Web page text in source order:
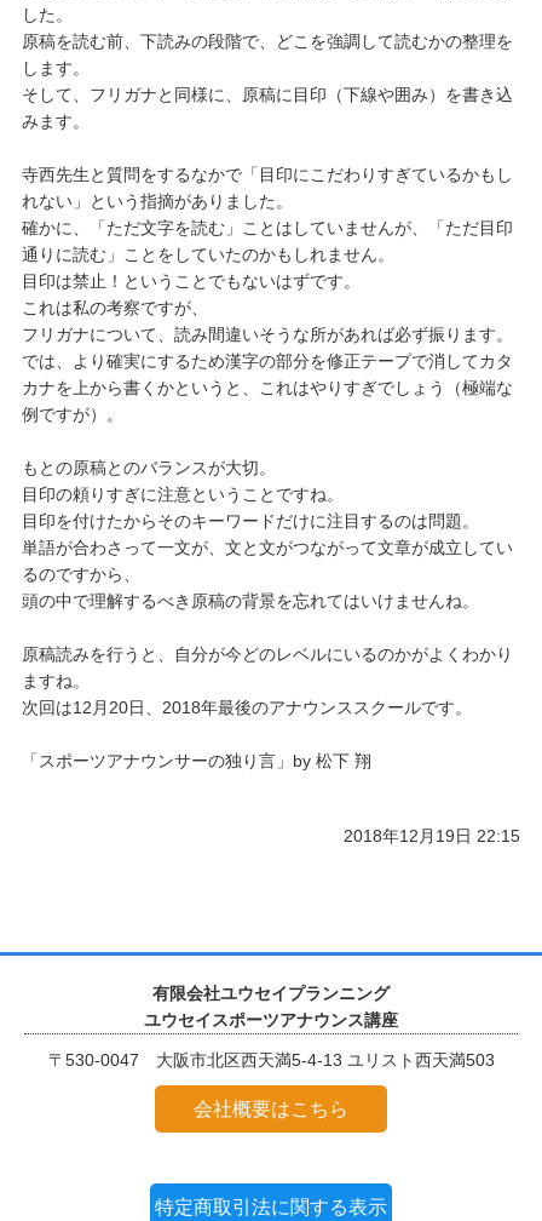
した。
原稿を読む前、下読みの段階で、どこを強調して読むかの整理を
します。
そして、フリガナと同様に、原稿に目印（下線や囲み）を書き込
みます。
寺西先生と質問をするなかで「目印にこだわりすぎているかもし
れない」という指摘がありました。
確かに、「ただ文字を読む」ことはしていませんが、「ただ目印
通りに読む」ことをしていたのかもしれません。
目印は禁止！ということでもないはずです。
これは私の考察ですが、
フリガナについて、読み間違いそうな所があれば必ず振ります。
では、より確実にするため漢字の部分を修正テープで消してカタ
カナを上から書くかというと、これはやりすぎでしょう（極端な
例ですが）。
もとの原稿とのバランスが大切。
目印の頼りすぎに注意ということですね。
目印を付けたからそのキーワードだけに注目するのは問題。
単語が合わさって一文が、文と文がつながって文章が成立してい
るのですから、
頭の中で理解するべき原稿の背景を忘れてはいけませんね。
原稿読みを行うと、自分が今どのレベルにいるのかがよくわかり
ますね。
次回は12月20日、2018年最後のアナウンススクールです。
「スポーツアナウンサーの独り言」by 松下 翔
2018年12月19日 22:15
有限会社ユウセイプランニング
ユウセイスポーツアナウンス講座
〒530-0047 大阪市北区西天満5-4-13 ユリスト西天満503
会社概要はこちら
特定商取引法に関する表示